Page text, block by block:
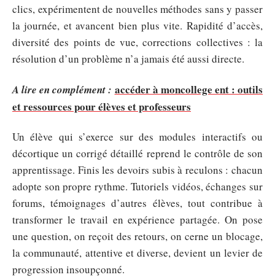
clics, expérimentent de nouvelles méthodes sans y passer
la journée, et avancent bien plus vite. Rapidité d’accès,
diversité des points de vue, corrections collectives : la
résolution d’un problème n’a jamais été aussi directe.
A lire en complément : accéder à moncollege ent : outils
et ressources pour élèves et professeurs
Un élève qui s’exerce sur des modules interactifs ou
décortique un corrigé détaillé reprend le contrôle de son
apprentissage. Finis les devoirs subis à reculons : chacun
adopte son propre rythme. Tutoriels vidéos, échanges sur
forums, témoignages d’autres élèves, tout contribue à
transformer le travail en expérience partagée. On pose
une question, on reçoit des retours, on cerne un blocage,
la communauté, attentive et diverse, devient un levier de
progression insoupçonné.